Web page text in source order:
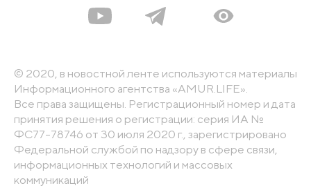
© 2020, в новостной ленте используются материалы
Информационного агентства «AMUR.LIFE».
Все права защищены. Регистрационный номер и дата
принятия решения о регистрации: серия ИА №
ФС77-78746 от 30 июля 2020 г., зарегистрировано
Федеральной службой по надзору в сфере связи,
информационных технологий и массовых
коммуникаций